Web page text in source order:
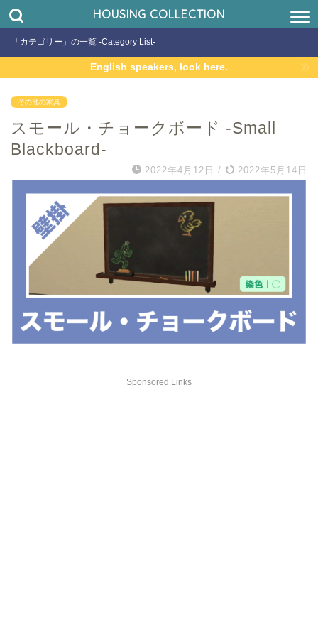
HOUSING COLLECTION
「カテゴリー」の一覧 -Category List-
English speakers, look here.
その他の家具
スモール・チョークボード -Small
Blackboard-
2022年4月12日 / 2022年5月14日
Sponsored Links